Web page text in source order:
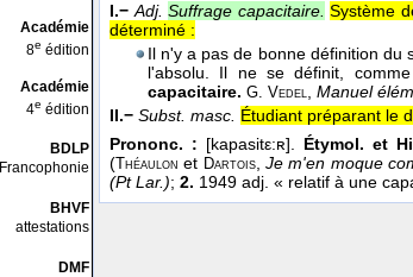
Académie
8e édition
Académie
4e édition
BDLP
Francophonie
BHVF
attestations
DMF
I.− Adj. Suffrage capacitaire. Système
déterminé :
Il n'y a pas de bonne définition du
l'absolu. Il ne se définit,
capacitaire. G. Vedel, Manuel
II.− Subst. masc. Étudiant préparant le
Prononc. : [kapasitε:ʀ]. Étymol. et
( Théaulon et Dartois, Je m'en moque
(Pt Lar.); 2. 1949 adj. « relatif à une